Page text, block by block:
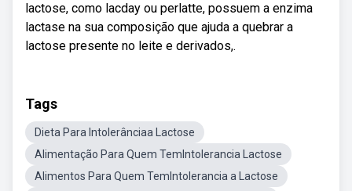
lactose, como lacday ou perlatte, possuem a enzima
lactase na sua composição que ajuda a quebrar a
lactose presente no leite e derivados,.
Tags
Dieta Para Intolerânciaa Lactose
Alimentação Para Quem TemIntolerancia Lactose
Alimentos Para Quem TemIntolerancia a Lactose